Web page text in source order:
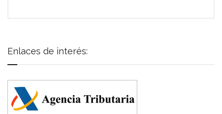
Enlaces de interés: